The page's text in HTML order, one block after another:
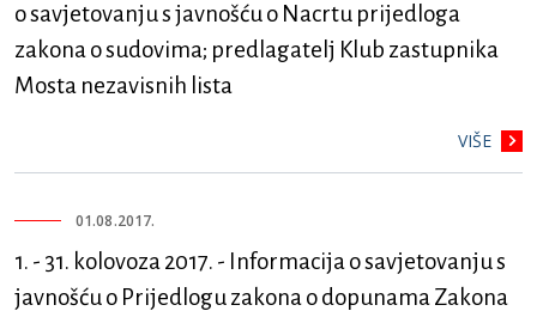
o savjetovanju s javnošću o Nacrtu prijedloga
zakona o sudovima; predlagatelj Klub zastupnika
Mosta nezavisnih lista
VIŠE
01.08.2017.
1. - 31. kolovoza 2017. - Informacija o savjetovanju s
javnošću o Prijedlogu zakona o dopunama Zakona